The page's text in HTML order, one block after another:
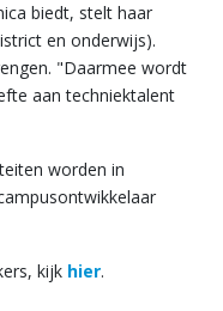
biedt, stelt haar
en onderwijs).
"Daarmee wordt
aan techniektalent
worden in
kijk hier.